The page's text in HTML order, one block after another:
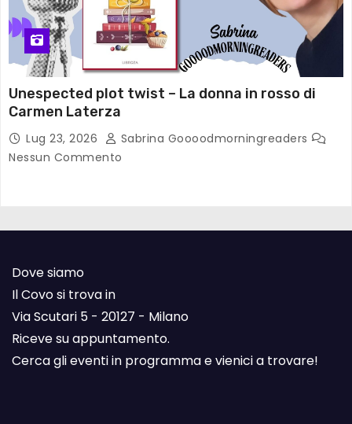
Unespected plot twist – La donna in rosso di
Carmen Laterza
Lug 23, 2026
Sabrina Goooodmorningreaders
Nessun Commento
Dove siamo
Il Covo si trova in
Via Scutari 5 - 20127 - Milano
Riceve su appuntamento.
Cerca gli eventi in programma e vienici a trovare!